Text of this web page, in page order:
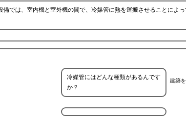
では、室内機と室外機の間で、冷媒管に熱を運搬させることによっ
建築
冷媒管にはどんな種類があるんです
か？